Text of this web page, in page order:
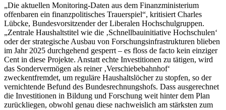
„Die aktuellen Monitoring-Daten aus dem Finanzministerium
offenbaren ein finanzpolitisches Trauerspiel“, kritisiert Charles
Lübcke, Bundesvorsitzender der Liberalen Hochschulgruppen.
„Zentrale Haushaltstitel wie die ‚Schnellbauinitiative Hochschulen‘
oder der strategische Ausbau von Forschungsinfrastrukturen blieben
im Jahr 2025 durchgehend gesperrt – es floss de facto kein einziger
Cent in diese Projekte. Anstatt echte Investitionen zu tätigen, wird
das Sondervermögen als reiner ‚Verschiebebahnhof‘
zweckentfremdet, um reguläre Haushaltslöcher zu stopfen, so der
vernichtende Befund des Bundesrechnungshofs. Dass ausgerechnet
die Investitionen in Bildung und Forschung weit hinter dem Plan
zurückliegen, obwohl genau diese nachweislich am stärksten zum